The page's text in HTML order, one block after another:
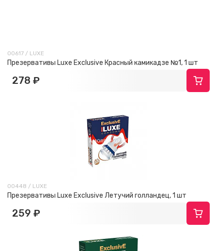
00617 / LUXE
Презервативы Luxe Exclusive Красный камикадзе №1, 1 шт
278 ₽
00448 / LUXE
Презервативы Luxe Exclusive Летучий голландец, 1 шт
259 ₽